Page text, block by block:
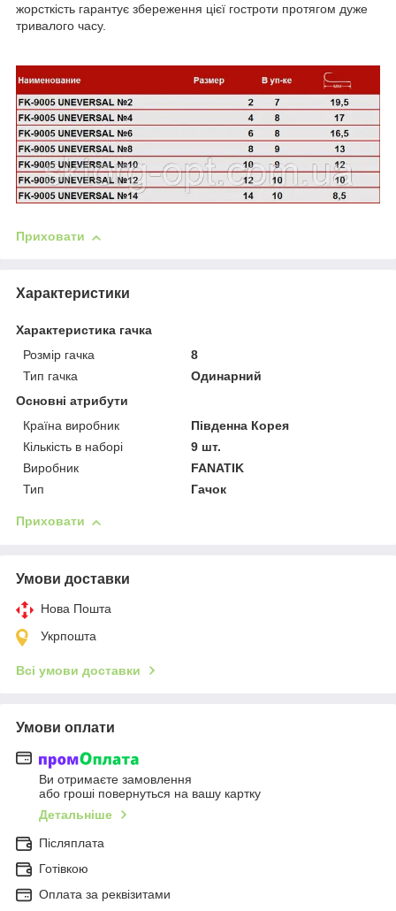
жорсткість гарантує збереження цієї гостроти протягом дуже
тривалого часу.
Приховати
Характеристики
Характеристика гачка
Розмір гачка
8
Тип гачка
Одинарний
Основні атрибути
Країна виробник
Південна Корея
Кількість в наборі
9 шт.
Виробник
FANATIK
Тип
Гачок
Приховати
Умови доставки
Нова Пошта
Укрпошта
Всі умови доставки
Умови оплати
Ви отримаєте замовлення
або гроші повернуться на вашу картку
Детальніше
Післяплата
Готівкою
Оплата за реквізитами